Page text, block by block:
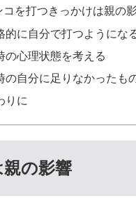
コを打つきっかけは親の
的に自分で打つようにな
の心理状態を考える
の自分に足りなかったも
りに
の影響